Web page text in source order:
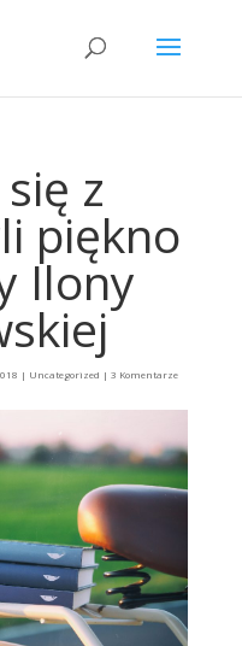
z
piękno
Ilony
| Uncategorized |3 Komentarze